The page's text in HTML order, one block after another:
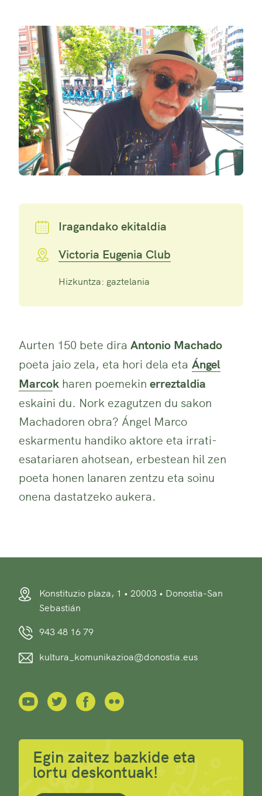
Iragandako ekitaldia
Victoria Eugenia Club
Hizkuntza: gaztelania
Aurten 150 bete dira Antonio Machado
poeta jaio zela, eta hori dela eta Ángel
Marcok haren poemekin erreztaldia
eskaini du. Nork ezagutzen du sakon
Machadoren obra? Ángel Marco
eskarmentu handiko aktore eta irrati-
esatariaren ahotsean, erbestean hil zen
poeta honen lanaren zentzu eta soinu
onena dastatzeko aukera.
Konstituzio plaza, 1 • 20003 • Donostia-San
Sebastián
943 48 16 79
kultura_komunikazioa@donostia.eus
Egin zaitez bazkide eta
lortu deskontuak!